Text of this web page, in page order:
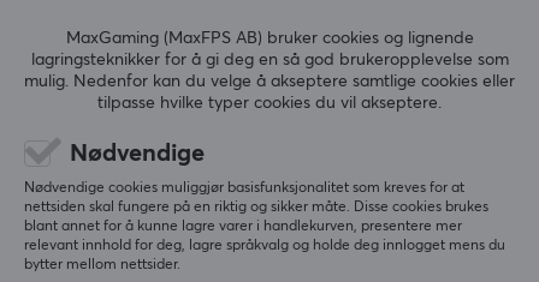
Standard
802.11a, 802.11ac, 802.11ax, 802.11b, 802.11g, 802.11n
Frekvensbånd
Antenner
4
0.0
Basert på 0 vurderinger
4
0%
3
0%
2
0%
1
MaxGaming (MaxFPS AB) bruker cookies og lignende
lagringsteknikker for å gi deg en så god brukeropplevelse som
mulig. Nedenfor kan du velge å akseptere samtlige cookies eller
tilpasse hvilke typer cookies du vil akseptere.
Nødvendige
Nødvendige cookies muliggjør basisfunksjonalitet som kreves for at
nettsiden skal fungere på en riktig og sikker måte. Disse cookies brukes
blant annet for å kunne lagre varer i handlekurven, presentere mer
relevant innhold for deg, lagre språkvalg og holde deg innlogget mens du
bytter mellom nettsider.